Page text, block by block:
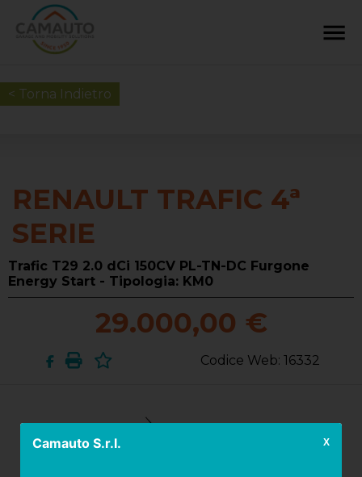
< Torna Indietro
Codice Web: 16332
RENAULT TRAFIC 4ª
SERIE
Trafic T29 2.0 dCi 150CV PL-TN-DC Furgone
Energy Start - Tipologia: KM0
29.000,00 €
Camauto S.r.l. X